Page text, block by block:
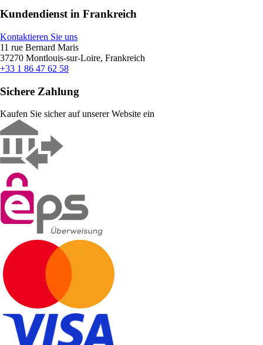
Kundendienst in Frankreich
Kontaktieren Sie uns
11 rue Bernard Maris
37270 Montlouis-sur-Loire, Frankreich
+33 1 86 47 62 58
Sichere Zahlung
Kaufen Sie sicher auf unserer Website ein